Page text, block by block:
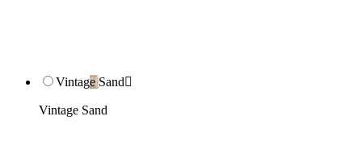
Vintage Sand
Vintage Sand